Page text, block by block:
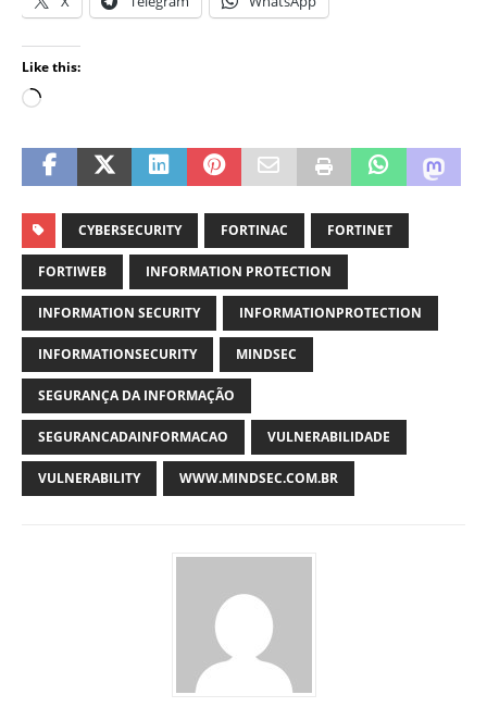
Like this:
CYBERSECURITY FORTINAC FORTINET
FORTIWEB INFORMATION PROTECTION
INFORMATION SECURITY INFORMATIONPROTECTION
INFORMATIONSECURITY MINDSEC
SEGURANÇA DA INFORMAÇÃO
SEGURANCADAINFORMACAO VULNERABILIDADE
VULNERABILITY WWW.MINDSEC.COM.BR